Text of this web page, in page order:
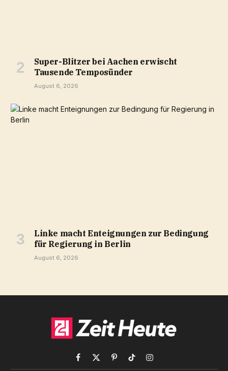
Super-Blitzer bei Aachen erwischt
Tausende Temposünder
August 6, 2026
Linke macht Enteignungen zur Bedingung
für Regierung in Berlin
August 6, 2026
Facebook
X
PinterestTikTokInstagram